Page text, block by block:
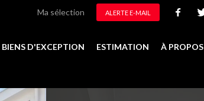
Ma sélection ALERTE E-MAIL
BIENS D'EXCEPTION ESTIMATION À PROPOS